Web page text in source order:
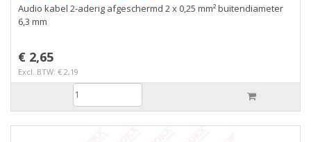
Audio kabel 2-aderig afgeschermd 2 x 0,25 mm² buitendiameter
6,3 mm
€ 2,65
Excl. BTW: € 2,19